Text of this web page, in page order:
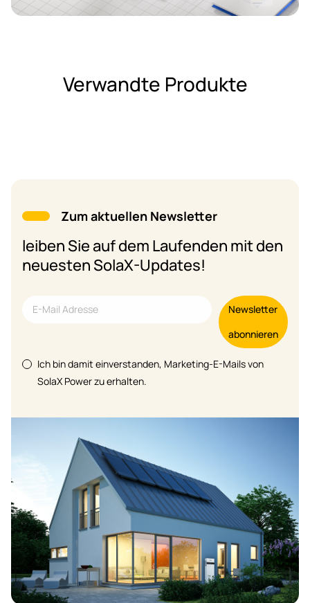
Verwandte Produkte
Zum aktuellen Newsletter
leiben Sie auf dem Laufenden mit den
neuesten SolaX-Updates!
Newsletter
abonnieren
Ich bin damit einverstanden, Marketing-E-Mails von
SolaX Power zu erhalten.